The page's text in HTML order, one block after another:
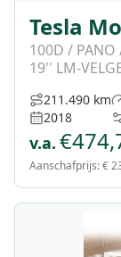
Tesla
100D / PANO
19'' LM-
211.490 km
2018
v.a. €
Aanschafprijs:€